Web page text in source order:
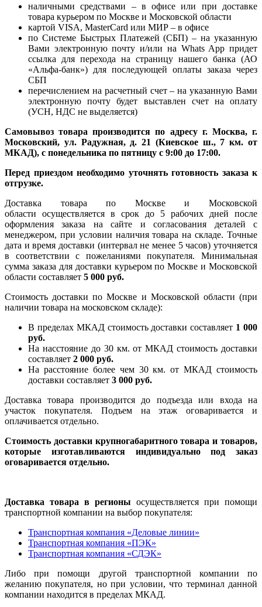
наличными средствами – в офисе или при доставке
товара курьером по Москве и Московской области
картой VISA, MasterCard или МИР – в офисе
по Системе Быстрых Платежей (СБП) – на указанную
Вами электронную почту и/или на Whats App придет
ссылка для перехода на страницу нашего банка (АО
«Альфа-банк») для последующей оплаты заказа через
СБП
перечислением на расчетный счет – на указанную Вами
электронную почту будет выставлен счет на оплату
(УСН, НДС не выделяется)
Самовывоз товара производится по адресу г. Москва, г.
Московский, ул. Радужная, д. 21 (Киевское ш., 7 км. от
МКАД), с понедельника по пятницу с 9:00 до 17:00.
Перед приездом необходимо уточнять готовность заказа к
отгрузке.
Доставка товара по Москве и Московской
области осуществляется в срок до 5 рабочих дней после
оформления заказа на сайте и согласования деталей с
менеджером, при условии наличия товара на складе. Точные
дата и время доставки (интервал не менее 5 часов) уточняется
в соответствии с пожеланиями покупателя. Минимальная
сумма заказа для доставки курьером по Москве и Московской
области составляет 5 000 руб.
Стоимость доставки по Москве и Московской области (при
наличии товара на московском складе):
В пределах МКАД стоимость доставки составляет 1 000
руб.
На насcтояние до 30 км. от МКАД стоимость доставки
составляет 2 000 руб.
На расстояние более чем 30 км. от МКАД стоимость
доставки составляет 3 000 руб.
Доставка товара производится до подъезда или входа на
участок покупателя. Подъем на этаж оговаривается и
оплачивается отдельно.
Стоимость доставки крупногабаритного товара и товаров,
которые изготавливаются индивидуально под заказ
оговаривается отдельно.
Доставка товара в регионы осуществляется при помощи
транспортной компании на выбор покупателя:
Транспортная компания «Деловые линии»
Транспортная компания «ПЭК»
Транспортная компания «СДЭК»
Либо при помощи другой транспортной компании по
желанию покупателя, но при условии, что терминал данной
компании находится в пределах МКАД.